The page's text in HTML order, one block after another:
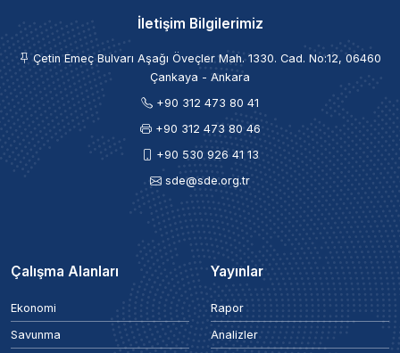
İletişim Bilgilerimiz
Çetin Emeç Bulvarı Aşağı Öveçler Mah. 1330. Cad. No:12, 06460
Çankaya - Ankara
+90 312 473 80 41
+90 312 473 80 46
+90 530 926 41 13
sde@sde.org.tr
Çalışma Alanları
Ekonomi
Savunma
Yayınlar
Rapor
Analizler